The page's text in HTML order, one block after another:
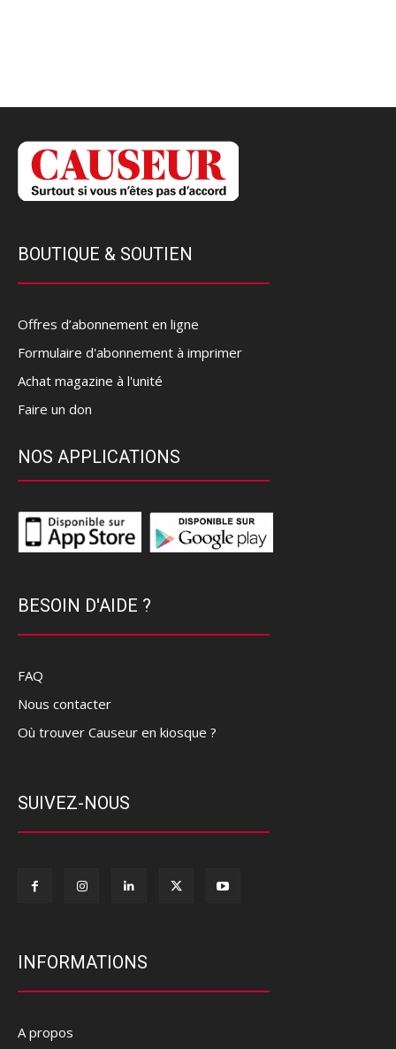
BOUTIQUE & SOUTIEN
Offres d’abonnement en ligne
Formulaire d'abonnement à imprimer
Achat magazine à l'unité
Faire un don
NOS APPLICATIONS
BESOIN D'AIDE ?
FAQ
Nous contacter
Où trouver Causeur en kiosque ?
SUIVEZ-NOUS
INFORMATIONS
A propos